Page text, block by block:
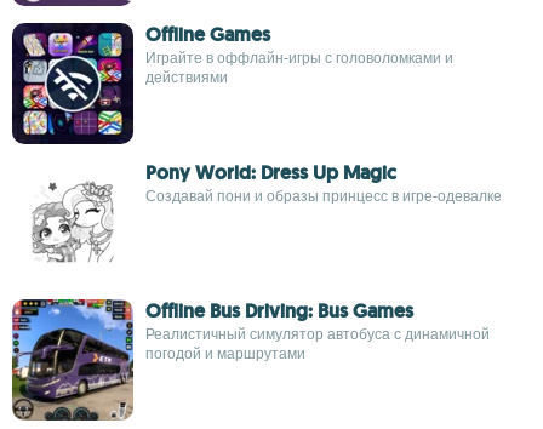
Offline Games
Играйте в оффлайн-игры с головоломками и
действиями
Pony World: Dress Up Magic
Создавай пони и образы принцесс в игре-одевалке
Offline Bus Driving: Bus Games
Реалистичный симулятор автобуса с динамичной
погодой и маршрутами